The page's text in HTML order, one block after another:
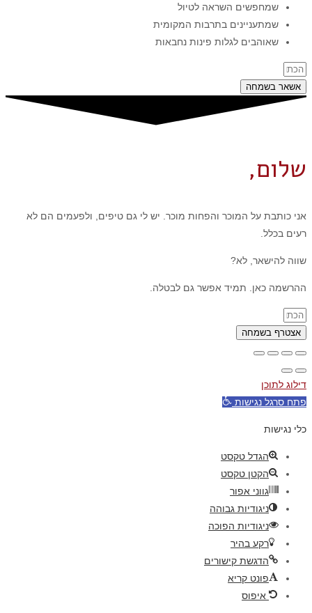
שמחפשים השראה לטיול
שמתעניינים בתרבות המקומית
שאוהבים לגלות פינות נחבאות
אשאר בשמחה
שלום,
אני כותבת על המוכר והפחות מוכר. יש לי גם טיפים, ולפעמים הם לא
רעים בכלל.
שווה להישאר, לא?
ההרשמה כאן. תמיד אפשר גם לבטלה.
אצטרף בשמחה
דילוג לתוכן
פתח סרגל נגישות
כלי נגישות
הגדל טקסט
הקטן טקסט
גווני אפור
ניגודיות גבוהה
ניגודיות הפוכה
רקע בהיר
הדגשת קישורים
פונט קריא
איפוס